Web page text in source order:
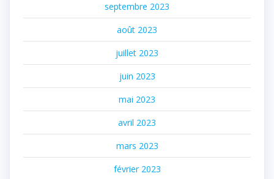
septembre 2023
août 2023
juillet 2023
juin 2023
mai 2023
avril 2023
mars 2023
février 2023